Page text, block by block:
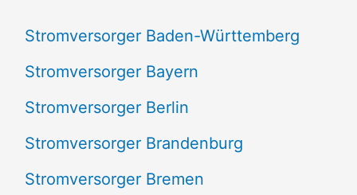
h
:
Stromversorger Baden-Württemberg
Stromversorger Bayern
Stromversorger Berlin
Stromversorger Brandenburg
Stromversorger Bremen